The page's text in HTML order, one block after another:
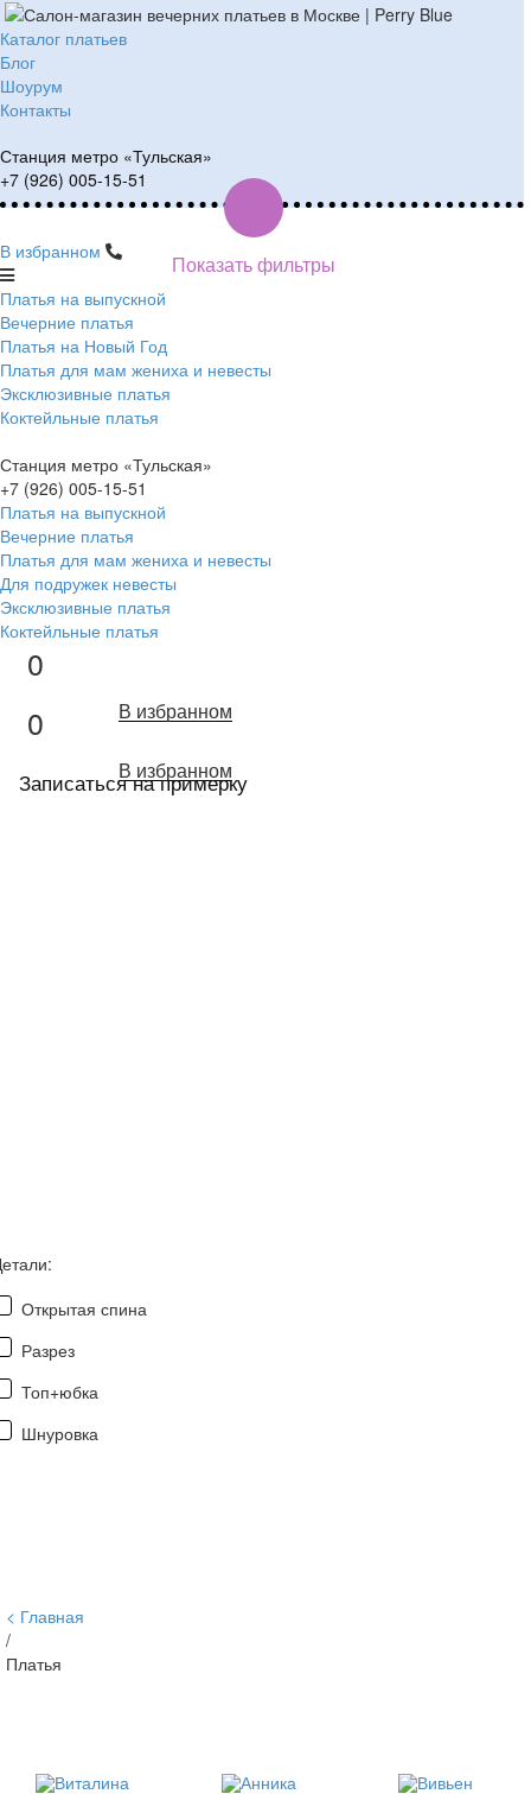
Каталог платьев
Блог
Шоурум
Контакты
Станция метро «Тульская»
+7 (926) 005-15-51
В избранном
Платья на выпускной
Вечерние платья
Платья на Новый Год
Платья для мам жениха и невесты
Эксклюзивные платья
Коктейльные платья
Станция метро «Тульская»
+7 (926) 005-15-51
Платья на выпускной
Вечерние платья
Платья для мам жениха и невесты
Для подружек невесты
Эксклюзивные платья
Коктейльные платья
0
В избранном
0
В избранном
Записаться на примерку
Показать фильтры
Открытая спина
Разрез
Топ+юбка
Шнуровка
Главная
/
Платья